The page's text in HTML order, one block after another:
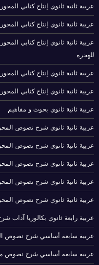
عربية ثانية ثانوي إنتاج كتابي
عربية ثانية ثانوي إنتاج كتابي
عربية ثانية ثانوي إنتاج كتابي
للهجرة
عربية ثانية ثانوي إنتاج كتابي
عربية ثانية ثانوي إنتاج كتابي
عربية ثانية ثانوي بحوث و مفاهيم
عربية ثانية ثانوي شرح نصوص
عربية ثانية ثانوي شرح نصوص
عربية ثانية ثانوي شرح نصوص
عربية ثانية ثانوي شرح نصوص
عربية ثانية ثانوي شرح نصوص
عربية رابعة ثانوي بكالوريا آداب
عربية سابعة أساسي شرح نصوص
عربية سابعة أساسي شرح نصوص